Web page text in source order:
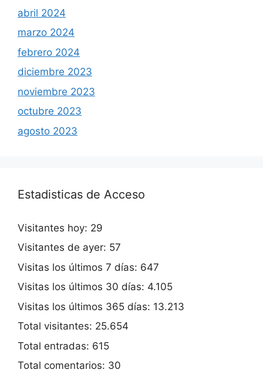
abril 2024
marzo 2024
febrero 2024
diciembre 2023
noviembre 2023
octubre 2023
agosto 2023
Estadisticas de Acceso
Visitantes hoy: 29
Visitantes de ayer: 57
Visitas los últimos 7 días: 647
Visitas los últimos 30 días: 4.105
Visitas los últimos 365 días: 13.213
Total visitantes: 25.654
Total entradas: 615
Total comentarios: 30